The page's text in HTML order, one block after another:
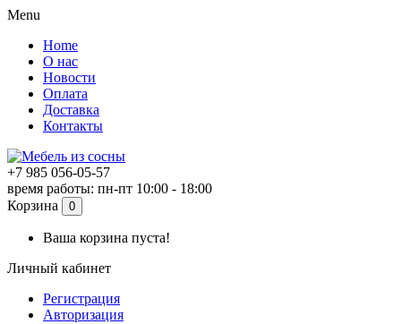
Menu
Home
О нас
Новости
Оплата
Доставка
Контакты
+7 985 056-05-57
время работы: пн-пт 10:00 - 18:00
Корзина
0
Ваша корзина пуста!
Личный кабинет
Регистрация
Авторизация